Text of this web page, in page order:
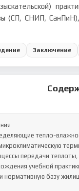
(СП, СНИП,
Заключение
передачи теплоты,
учебной